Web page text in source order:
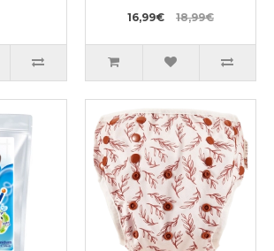
16,99€ 18,99€